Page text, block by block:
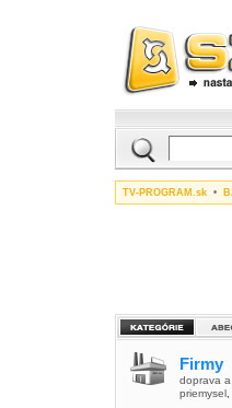
TV-PROGRAM.sk •
Firmy
doprava
priemysel